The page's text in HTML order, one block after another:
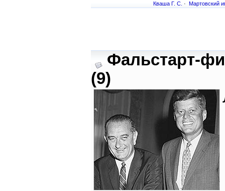
Кваша Г. С. · Мартовский
Фальстарт-
(9)